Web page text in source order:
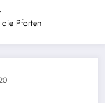
Pforten